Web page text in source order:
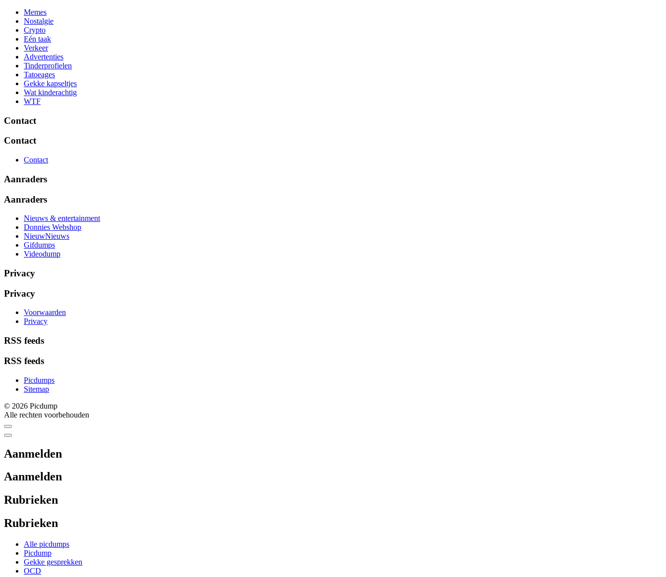
Memes
Nostalgie
Crypto
Eén taak
Verkeer
Advertenties
Tinderprofielen
Tatoeages
Gekke kapseltjes
Wat kinderachtig
WTF
Contact
Contact
Contact
Aanraders
Aanraders
Nieuws & entertainment
Donnies Webshop
NieuwNieuws
Gifdumps
Videodump
Privacy
Privacy
Voorwaarden
Privacy
RSS feeds
RSS feeds
Picdumps
Sitemap
© 2026 Picdump
Alle rechten voorbehouden
Aanmelden
Aanmelden
Rubrieken
Rubrieken
Alle picdumps
Picdump
Gekke gesprekken
OCD